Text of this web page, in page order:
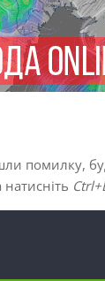
помилку,
натисніть